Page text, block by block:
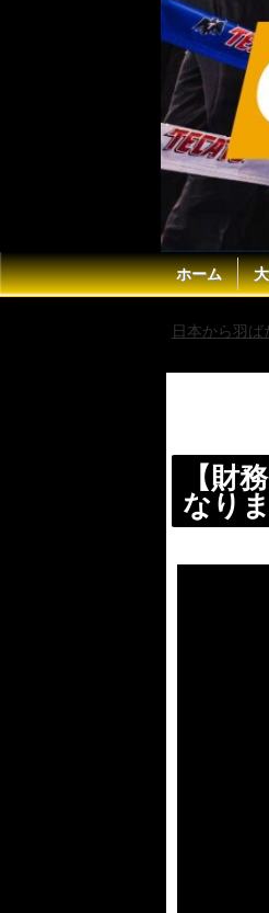
ホーム
日本から羽
【財
なり